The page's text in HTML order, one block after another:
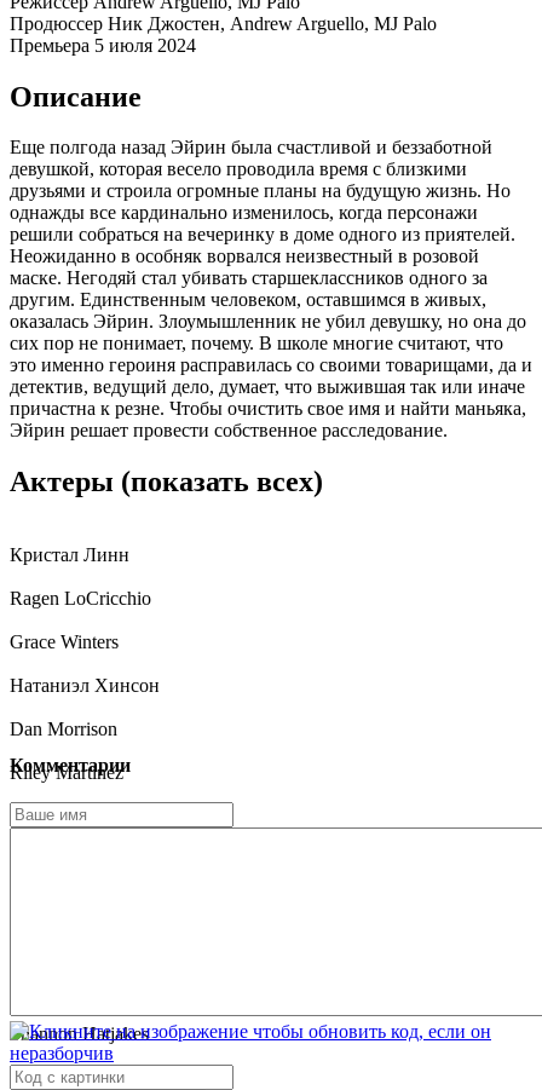
Продюссер Ник Джостен, Andrew Arguello, MJ Palo
Премьера 5 июля 2024
Описание
Еще полгода назад Эйрин была счастливой и беззаботной
девушкой, которая весело проводила время с близкими
друзьями и строила огромные планы на будущую жизнь. Но
однажды все кардинально изменилось, когда персонажи
решили собраться на вечеринку в доме одного из приятелей.
Неожиданно в особняк ворвался неизвестный в розовой
маске. Негодяй стал убивать старшеклассников одного за
другим. Единственным человеком, оставшимся в живых,
оказалась Эйрин. Злоумышленник не убил девушку, но она до
сих пор не понимает, почему. В школе многие считают, что
это именно героиня расправилась со своими товарищами, да и
детектив, ведущий дело, думает, что выжившая так или иначе
причастна к резне. Чтобы очистить свое имя и найти маньяка,
Эйрин решает провести собственное расследование.
Актеры (показать всех)
Кристал Линн
Ragen LoCricchio
Grace Winters
Натаниэл Хинсон
Dan Morrison
Riley Martinez
Венди Фейн
Shannon Hatjakes
Nicolas Bullentini
Комментарии